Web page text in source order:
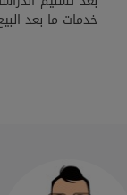
خدمات ما بعد